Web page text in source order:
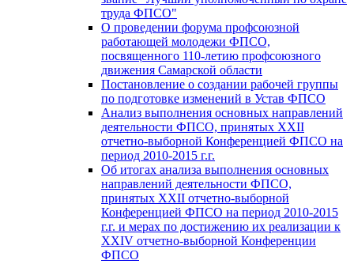
труда ФПСО"
О проведении форума профсоюзной
работающей молодежи ФПСО,
посвященного 110-летию профсоюзного
движения Самарской области
Постановление о создании рабочей группы
по подготовке изменений в Устав ФПСО
Анализ выполнения основных направлений
деятельности ФПСО, принятых XXII
отчетно-выборной Конференцией ФПСО на
период 2010-2015 г.г.
Об итогах анализа выполнения основных
направлений деятельности ФПСО,
принятых XXII отчетно-выборной
Конференцией ФПСО на период 2010-2015
г.г. и мерах по достижению их реализации к
XXIV отчетно-выборной Конференции
ФПСО